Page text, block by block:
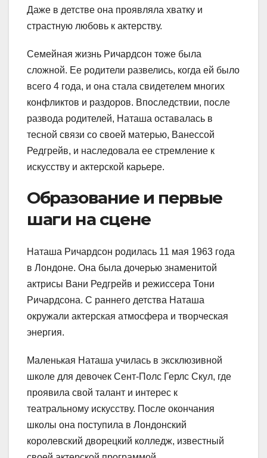
Даже в детстве она проявляла хватку и
страстную любовь к актерству.
Семейная жизнь Ричардсон тоже была
сложной. Ее родители развелись, когда ей было
всего 4 года, и она стала свидетелем многих
конфликтов и раздоров. Впоследствии, после
развода родителей, Наташа оставалась в
тесной связи со своей матерью, Ванессой
Редгрейв, и наследовала ее стремление к
искусству и актерской карьере.
Образование и первые
шаги на сцене
Наташа Ричардсон родилась 11 мая 1963 года
в Лондоне. Она была дочерью знаменитой
актрисы Вани Редгрейв и режиссера Тони
Ричардсона. С раннего детства Наташа
окружали актерская атмосфера и творческая
энергия.
Маленькая Наташа училась в эксклюзивной
школе для девочек Сент-Полс Герлс Скул, где
проявила свой талант и интерес к
театральному искусству. После окончания
школы она поступила в Лондонский
королевский дворецкий колледж, известный